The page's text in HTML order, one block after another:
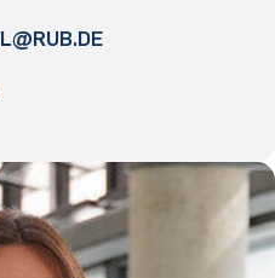
​RUB
&
.​DE